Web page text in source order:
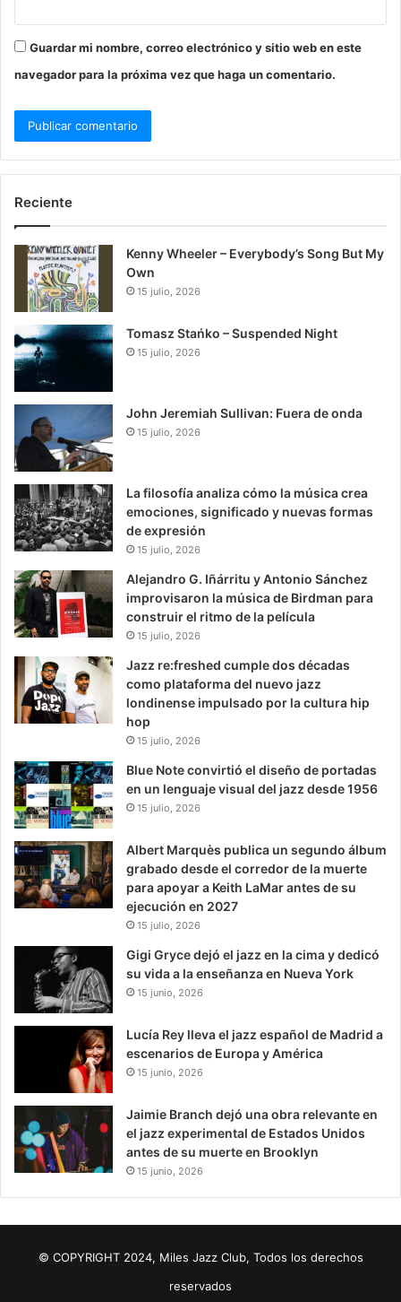
Guardar mi nombre, correo electrónico y sitio web en este
navegador para la próxima vez que haga un comentario.
Reciente
Kenny Wheeler – Everybody’s Song But My
Own
15 julio, 2026
Tomasz Stańko – Suspended Night
15 julio, 2026
John Jeremiah Sullivan: Fuera de onda
15 julio, 2026
La filosofía analiza cómo la música crea
emociones, significado y nuevas formas
de expresión
15 julio, 2026
Alejandro G. Iñárritu y Antonio Sánchez
improvisaron la música de Birdman para
construir el ritmo de la película
15 julio, 2026
Jazz re:freshed cumple dos décadas
como plataforma del nuevo jazz
londinense impulsado por la cultura hip
hop
15 julio, 2026
Blue Note convirtió el diseño de portadas
en un lenguaje visual del jazz desde 1956
15 julio, 2026
Albert Marquès publica un segundo álbum
grabado desde el corredor de la muerte
para apoyar a Keith LaMar antes de su
ejecución en 2027
15 julio, 2026
Gigi Gryce dejó el jazz en la cima y dedicó
su vida a la enseñanza en Nueva York
15 junio, 2026
Lucía Rey lleva el jazz español de Madrid a
escenarios de Europa y América
15 junio, 2026
Jaimie Branch dejó una obra relevante en
el jazz experimental de Estados Unidos
antes de su muerte en Brooklyn
15 junio, 2026
© COPYRIGHT 2024, Miles Jazz Club, Todos los derechos
reservados